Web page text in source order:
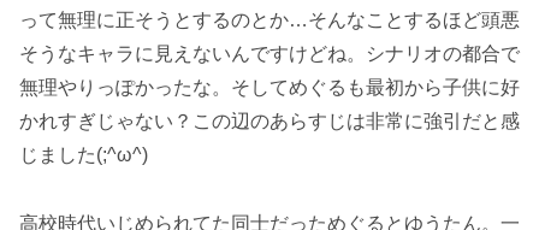
って無理に正そうとするのとか…そんなことするほど頭悪
そうなキャラに見えないんですけどね。シナリオの都合で
無理やりっぽかったな。そしてめぐるも最初から子供に好
かれすぎじゃない？この辺のあらすじは非常に強引だと感
じました(;^ω^)
高校時代いじめられてた同士だっためぐるとゆうたん。一